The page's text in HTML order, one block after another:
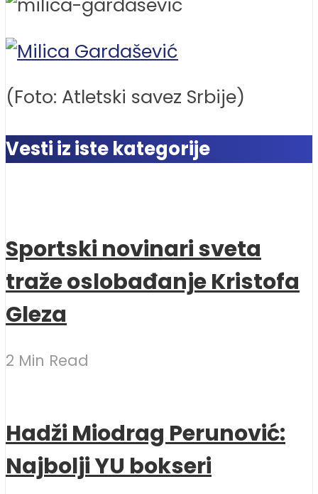
(Foto: Atletski savez Srbije)
Vesti iz iste kategorije
Sportski novinari sveta
traže oslobađanje Kristofa
Gleza
2 Min Read
Hadži Miodrag Perunović:
Najbolji YU bokseri